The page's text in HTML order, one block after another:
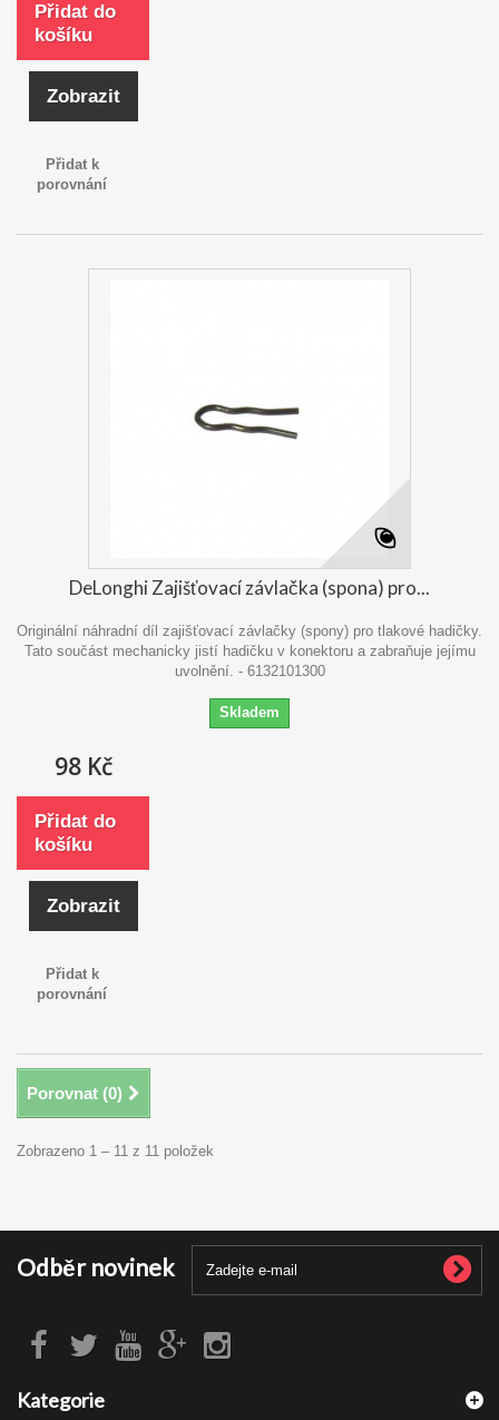
Přidat do
košíku
Zobrazit
Přidat k
porovnání
DeLonghi Zajišťovací závlačka (spona) pro...
Originální náhradní díl zajišťovací závlačky (spony) pro tlakové hadičky.
Tato součást mechanicky jistí hadičku v konektoru a zabraňuje jejímu
uvolnění. - 6132101300
Skladem
98 Kč
Přidat do
košíku
Zobrazit
Přidat k
porovnání
Porovnat (0)
Zobrazeno 1 – 11 z 11 položek
Odběr novinek
Kategorie